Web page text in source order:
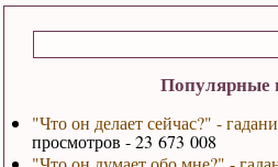
Популярные
"Что он делает сейчас?" -
просмотров - 23 673 008